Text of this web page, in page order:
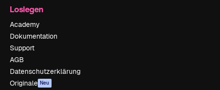
Loslegen
Academy
Dokumentation
Support
AGB
Datenschutzerklärung
Originale Neu